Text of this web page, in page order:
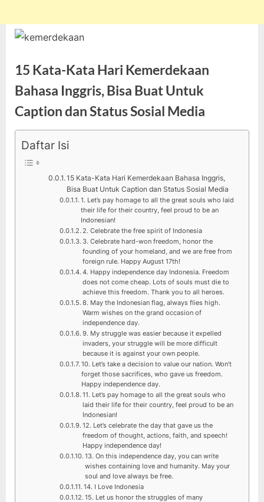
15 Kata-Kata Hari Kemerdekaan
Bahasa Inggris, Bisa Buat Untuk
Caption dan Status Sosial Media
Posted
Agustus
17, 2021
By
teropongpengetahuan
Komentar
15
Kata-
Kata
Kemerdekaan
Bahasa
Bisa
Status
Media
Daftar Isi
15 Kata-Kata Hari Kemerdekaan Bahasa Inggris,
Bisa Buat Untuk Caption dan Status Sosial Media
1. Let’s pay homage to all the great souls who laid
their life for their country, feel proud to be an
Indonesian!
2. Celebrate the free spirit of Indonesia
3. Celebrate hard-won freedom, honor the
founding of your homeland, and we are free from
foreign rule. Happy August 17th!
4. Happy independence day Indonesia. Freedom
does not come cheap. Lots of souls must die to
achieve this freedom. Thank you to all heroes.
8. May the Indonesian flag, always flies high.
Warm wishes on the grand occasion of
independence day.
9. My struggle was easier because it expelled
invaders, your struggle will be more difficult
because it is against your own people.
10. Let’s take a decision to value our nation. Won’t
forget those sacrifices, who gave us freedom.
Happy independence day.
11. Let’s pay homage to all the great souls who
laid their life for their country, feel proud to be an
Indonesian!
12. Let’s celebrate the day that gave us the
freedom of thought, actions, faith, and speech!
Happy independence day!
13. On this independence day, you can write
wishes containing love and humanity. May your
soul and love always be free.
14. I Love Indonesia
15. Let us honor the struggles of many